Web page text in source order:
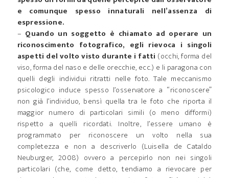
e comunque spesso innaturali nell’assenza di
espressione.
– Quando un soggetto è chiamato ad operare un
riconoscimento fotografico, egli rievoca i singoli
aspetti del volto visto durante i fatti (occhi, forma del
viso, forma del naso e delle orecchie, ecc.) e li paragona con
quelli degli individui ritratti nelle foto. Tale meccanismo
psicologico induce spesso l’osservatore a “riconoscere”
non già l’individuo, bensì quella tra le foto che riporta il
maggior numero di particolari simili (o meno difformi)
rispetto a quelli ricordati. Inoltre, l’essere umano è
programmato per riconoscere un volto nella sua
completezza e non a descriverlo (Luisella de Cataldo
Neuburger, 2008) ovvero a percepirlo non nei singoli
particolari (che, come detto, tendiamo a rievocare per